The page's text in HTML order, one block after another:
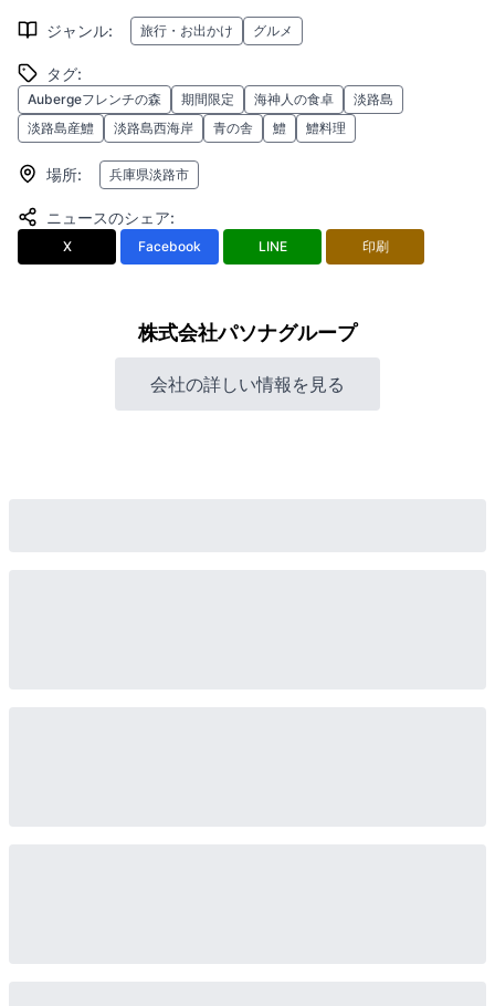
ジャンル: 旅行・お出かけ グルメ
タグ:
Aubergeフレンチの森 期間限定 海神人の食卓
淡路島
淡路島産鱧
淡路島西海岸 青の舎 鱧 鱧料理
場所: 兵庫県淡路市
ニュースのシェア:
X Facebook LINE 印刷
株式会社パソナグループ
会社の詳しい情報を見る